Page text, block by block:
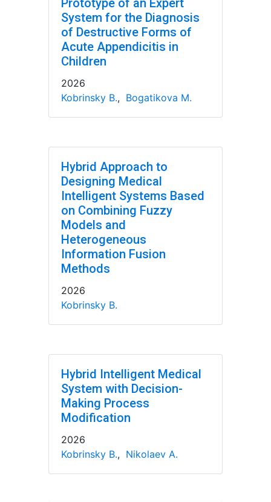
Prototype of an Expert
System for the Diagnosis
of Destructive Forms of
Acute Appendicitis in
Children
2026
Kobrinsky B., Bogatikova M.
Hybrid Approach to
Designing Medical
Intelligent Systems Based
on Combining Fuzzy
Models and
Heterogeneous
Information Fusion
Methods
2026
Kobrinsky B.
Hybrid Intelligent Medical
System with Decision-
Making Process
Modification
2026
Kobrinsky B., Nikolaev A.